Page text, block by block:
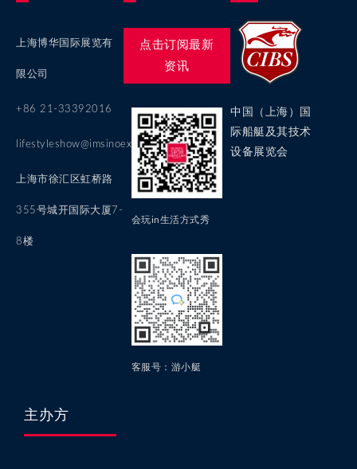
上海博华国际展览有
限公司
+86 21-33392016
lifestyleshow@imsinoexpo.com
上海市徐汇区虹桥路
355号城开国际大厦7-
8楼
点击订阅最新
资讯
会玩in生活方式秀
客服号：游小艇
中国（上海）国
际船艇及其技术
设备展览会
主办方